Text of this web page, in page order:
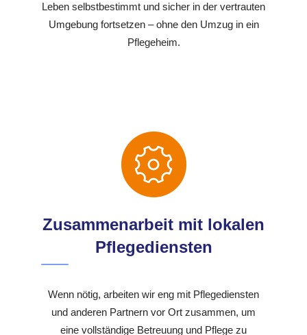
Leben selbstbestimmt und sicher in der vertrauten
Umgebung fortsetzen – ohne den Umzug in ein
Pflegeheim.
Zusammenarbeit mit lokalen
Pflegediensten
Wenn nötig, arbeiten wir eng mit Pflegediensten
und anderen Partnern vor Ort zusammen, um
eine vollständige Betreuung und Pflege zu